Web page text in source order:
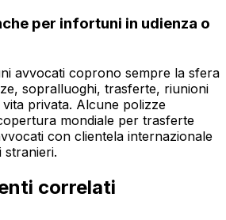
per infortuni in udienza o
avvocati coprono sempre la sfera
sopralluoghi, trasferte, riunioni
privata. Alcune polizze
mondiale per trasferte
con clientela internazionale
stranieri.
correlati